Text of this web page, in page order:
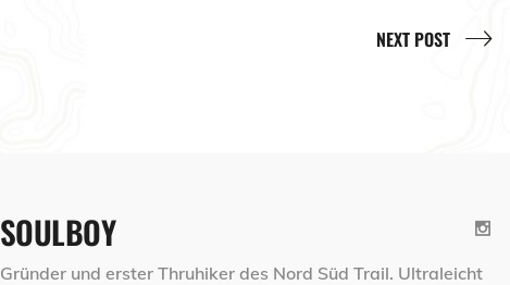
NEXT POST
SOULBOY
Gründer und erster Thruhiker des Nord Süd Trail. Ultraleicht